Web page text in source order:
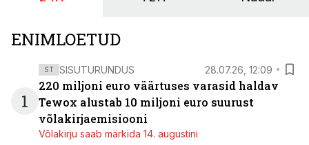
ENIMLOETUD
1
ST SISUTURUNDUS 28.07.26, 12:09
220 miljoni euro väärtuses varasid haldav
Tewox alustab 10 miljoni euro suurust
võlakirjaemisiooni
Võlakirju saab märkida 14. augustini